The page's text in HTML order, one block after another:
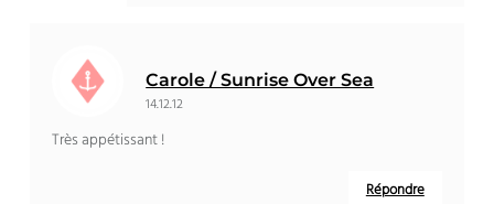
Carole / Sunrise Over Sea
14.12.12
Très appétissant !
Répondre